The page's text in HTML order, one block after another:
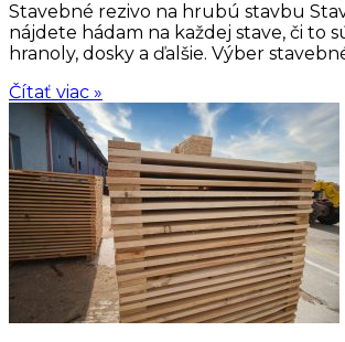
Stavebné rezivo na hrubú stavbu
nájdete hádam na každej stave, či to
hranoly, dosky a ďalšie. Výber
Čítať viac »